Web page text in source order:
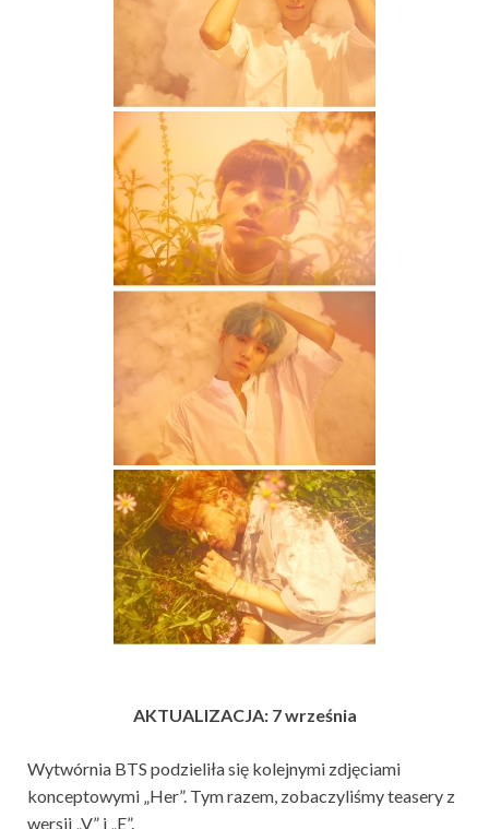
AKTUALIZACJA: 7 września
Wytwórnia BTS podzieliła się kolejnymi zdjęciami
konceptowymi „Her”. Tym razem, zobaczyliśmy teasery z
wersji „V” i „E”.